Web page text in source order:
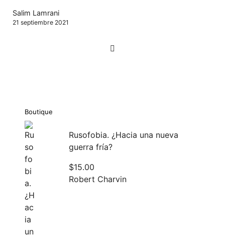
Salim Lamrani
21 septiembre 2021
Boutique
Rusofobia. ¿Hacia una nueva
guerra fría?
$15.00
Robert Charvin